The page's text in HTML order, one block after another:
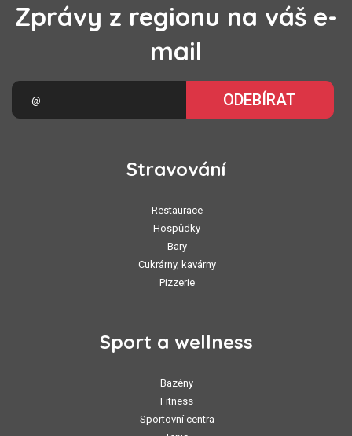
Zprávy z regionu na váš e-
mail
ODEBÍRAT
Stravování
Restaurace
Hospůdky
Bary
Cukrárny, kavárny
Pizzerie
Sport a wellness
Bazény
Fitness
Sportovní centra